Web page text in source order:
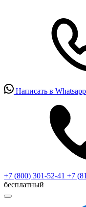
Написать в Whatsapp
+7 (800) 301-52-41 +7
бесплатный